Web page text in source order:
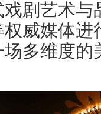
剧艺术
威媒体
场多维度